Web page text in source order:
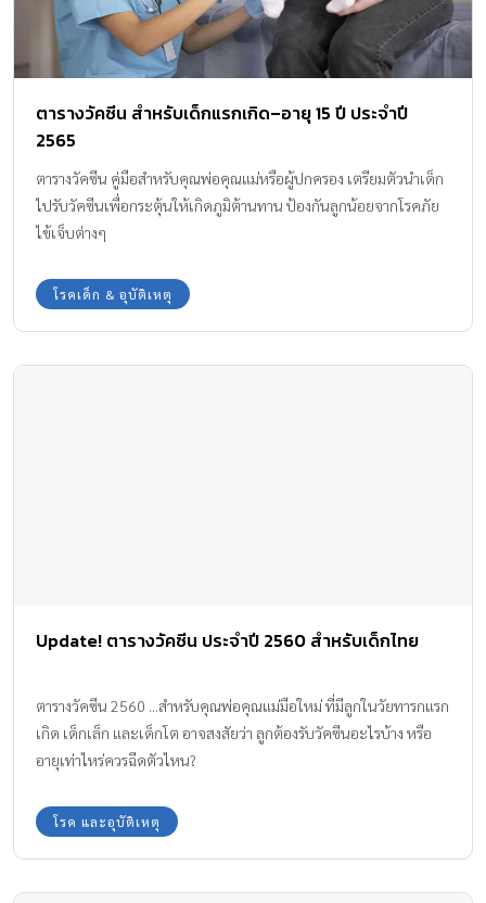
ตารางวัคซีน สำหรับเด็กแรกเกิด–อายุ 15 ปี ประจำปี
2565
ตารางวัคซีน คู่มือสำหรับคุณพ่อคุณแม่หรือผู้ปกครอง เตรียมตัวนำเด็ก
ไปรับวัคซีนเพื่อกระตุ้นให้เกิดภูมิต้านทาน ป้องกันลูกน้อยจากโรคภัย
ไข้เจ็บต่างๆ
โรคเด็ก & อุบัติเหตุ
Update! ตารางวัคซีน ประจำปี 2560 สำหรับเด็กไทย
ตารางวัคซีน 2560 ...สำหรับคุณพ่อคุณแม่มือใหม่ ที่มีลูกในวัยทารกแรก
เกิด เด็กเล็ก และเด็กโต อาจสงสัยว่า ลูกต้องรับวัคซีนอะไรบ้าง หรือ
อายุเท่าไหร่ควรฉีดตัวไหน?
โรค และอุบัติเหตุ